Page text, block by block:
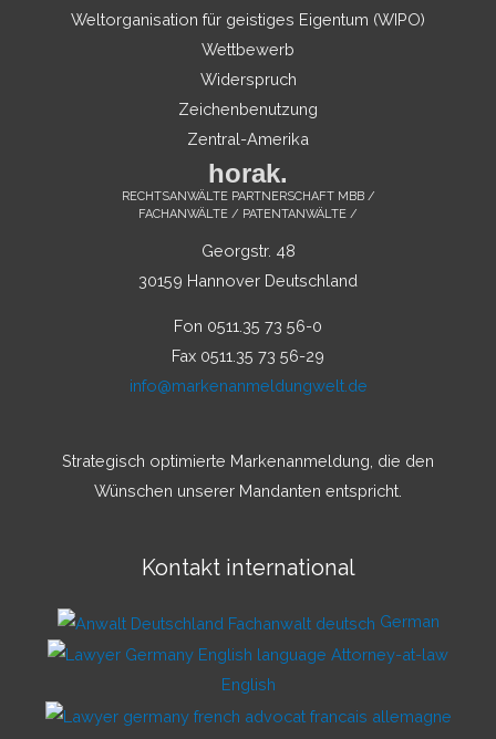
Weltorganisation für geistiges Eigentum (WIPO)
Wettbewerb
Widerspruch
Zeichenbenutzung
Zentral-Amerika
horak.
RECHTSANWÄLTE PARTNERSCHAFT MBB /
FACHANWÄLTE / PATENTANWÄLTE /
Georgstr. 48
30159 Hannover Deutschland
Fon 0511.35 73 56-0
Fax 0511.35 73 56-29
info@markenanmeldungwelt.de
Strategisch optimierte Markenanmeldung, die den
Wünschen unserer Mandanten entspricht.
Kontakt international
German
English